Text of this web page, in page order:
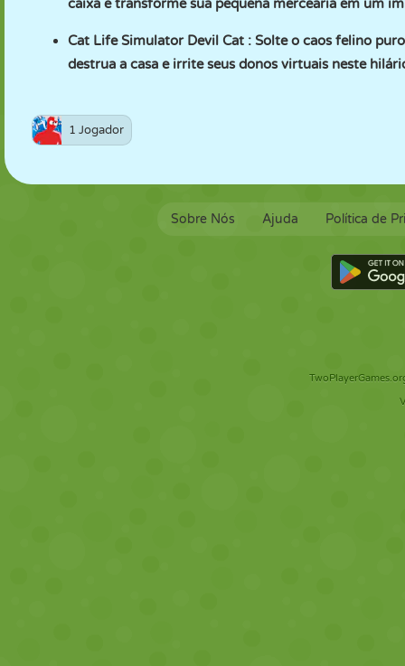
caixa e transforme sua pequena mercearia em um
Cat Life Simulator Devil Cat : Solte o caos felino
destrua a casa e irrite seus donos virtuais neste
1 Jogador
Sobre Nós Ajuda Política de